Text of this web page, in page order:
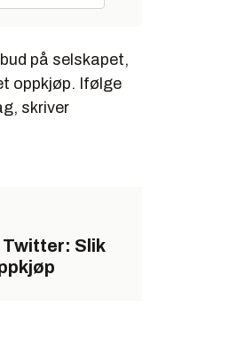
på selskapet,
oppkjøp. Ifølge
skriver
Slik